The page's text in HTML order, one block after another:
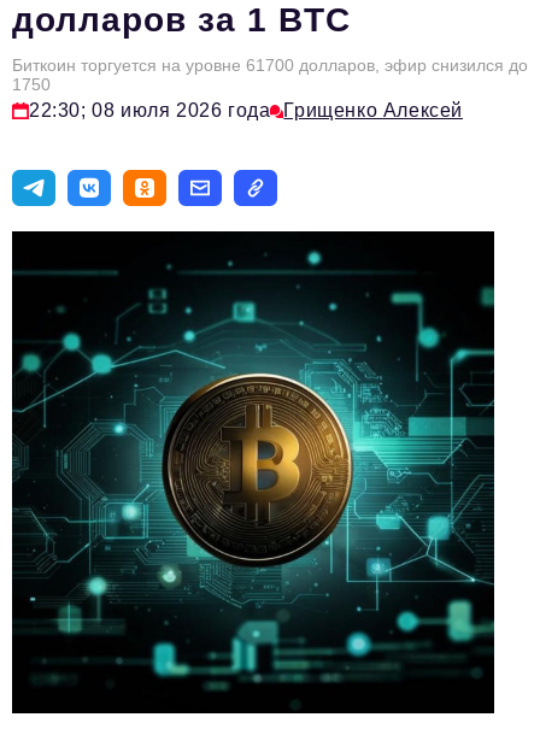
Юридический практикум
Стиль жизни
Туризм
ОПК
Авторские материалы
Видео
Телефон редакции:+7 495 727-01-67
Электронные почты редакции:
Информационный отдел
info@business-magazine.online
Отдел рекламы
reklama@business-magazine.online
Отдел распространения/редакционная подписка
podpiska@business-magazine.online
Отдел по работе с партнерами
partner@business-magazine.online
долларов за 1 BTC
Биткоин торгуется на уровне 61700 долларов, эфир снизился до
1750
22:30; 08 июля 2026 года Грищенко Алексей